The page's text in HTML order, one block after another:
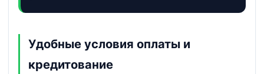
Удобные условия оплаты и
кредитование